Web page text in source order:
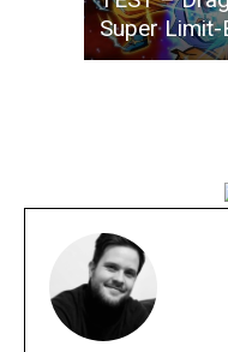
Super Limit-